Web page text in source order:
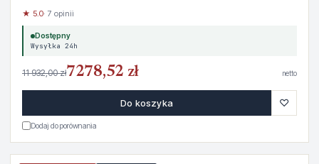
★ 5.0· 7 opinii
Dostępny
Wysyłka 24h
11 932,00 zł7278,52 zł netto
Do koszyka ♡
Dodaj do porównania